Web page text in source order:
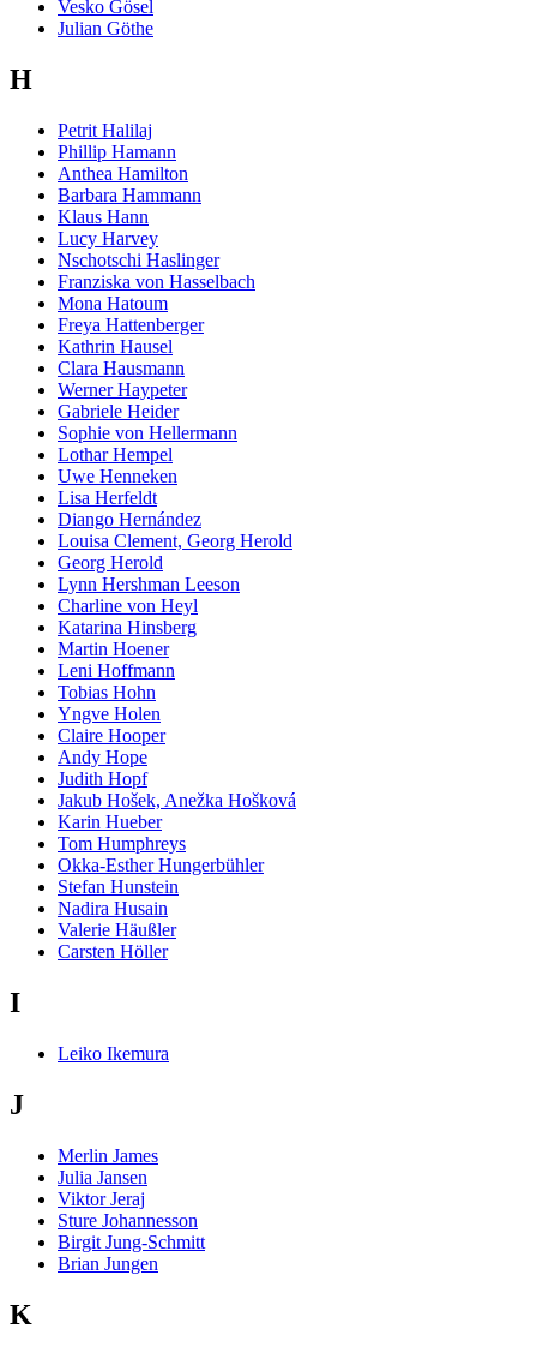
Vesko Gösel
Julian Göthe
H
Petrit Halilaj
Phillip Hamann
Anthea Hamilton
Barbara Hammann
Klaus Hann
Lucy Harvey
Nschotschi Haslinger
Franziska von Hasselbach
Mona Hatoum
Freya Hattenberger
Kathrin Hausel
Clara Hausmann
Werner Haypeter
Gabriele Heider
Sophie von Hellermann
Lothar Hempel
Uwe Henneken
Lisa Herfeldt
Diango Hernández
Louisa Clement, Georg Herold
Georg Herold
Lynn Hershman Leeson
Charline von Heyl
Katarina Hinsberg
Martin Hoener
Leni Hoffmann
Tobias Hohn
Yngve Holen
Claire Hooper
Andy Hope
Judith Hopf
Jakub Hošek, Anežka Hošková
Karin Hueber
Tom Humphreys
Okka-Esther Hungerbühler
Stefan Hunstein
Nadira Husain
Valerie Häußler
Carsten Höller
I
Leiko Ikemura
J
Merlin James
Julia Jansen
Viktor Jeraj
Sture Johannesson
Birgit Jung-Schmitt
Brian Jungen
K